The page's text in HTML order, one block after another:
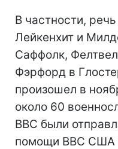
В частности,
Лейкенхит и
Саффолк,
Фэрфорд в
произошел в
около 60
ВВС были
помощи ВВС США